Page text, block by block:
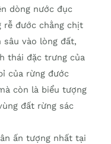
dòng nước đục
rễ đước chằng chịt
vào lòng đất,
thái đặc trưng của
của rừng đước
còn là biểu tượng
đất rừng sác
ấn tượng nhất tại